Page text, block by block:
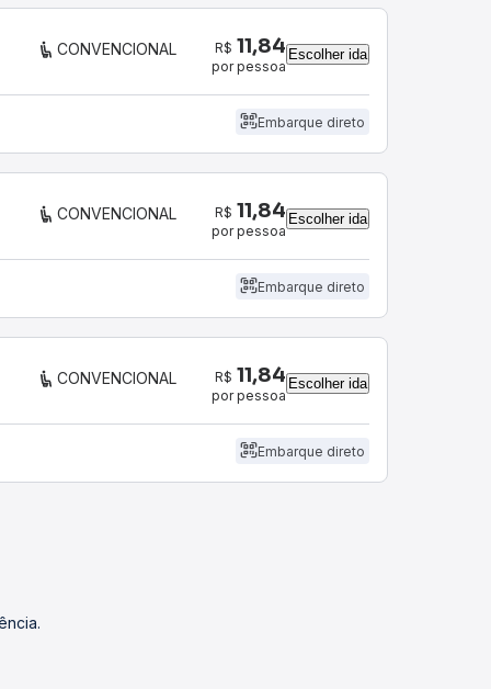
CONVENCIONAL R$ 11,84
por pessoa
Escolher ida
Embarque direto
CONVENCIONAL R$ 11,84
por pessoa
Escolher ida
Embarque direto
CONVENCIONAL R$ 11,84
por pessoa
Escolher ida
Embarque direto